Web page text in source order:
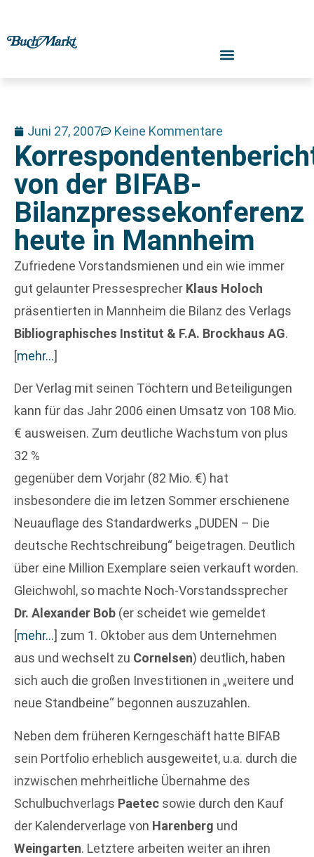
Juni 27, 2007 Keine Kommentare
von der BIFAB-
Bilanzpressekonferenz
heute in Mannheim
Zufriedene Vorstandsmienen und ein wie immer
gut gelaunter Pressesprecher Klaus Holoch
präsentierten in Mannheim die Bilanz des Verlags
Bibliographisches Institut & F.A. Brockhaus AG.
[mehr…]
Der Verlag mit seinen Töchtern und Beteiligungen
kann für das Jahr 2006 einen Umsatz von 108 Mio.
€ ausweisen. Zum deutliche Wachstum von plus
32 %
gegenüber dem Vorjahr (82 Mio. €) hat
insbesondere die im letzen Sommer erschienene
Neuauflage des Standardwerks „DUDEN – Die
deutsche Rechtschreibung“ beigetragen. Deutlich
über eine Million Exemplare seien verkauft worden.
Gleichwohl, so machte Noch-Vorstandssprecher
Dr. Alexander Bob (er scheidet wie gemeldet
[mehr…] zum 1. Oktober aus dem Unternehmen
aus und wechselt zu Cornelsen) deutlich, haben
sich auch die großen Investitionen in „weitere und
neue Standbeine“ begonnen auszuzahlen.
Neben dem früheren Kerngeschäft hatte BIFAB
sein Portfolio erheblich ausgeweitet, u.a. durch die
inzwischen mehrheitliche Übernahme des
Schulbuchverlags Paetec sowie durch den Kauf
der Kalenderverlage von Harenberg und
Weingarten. Letztere arbeiten weiter an ihren